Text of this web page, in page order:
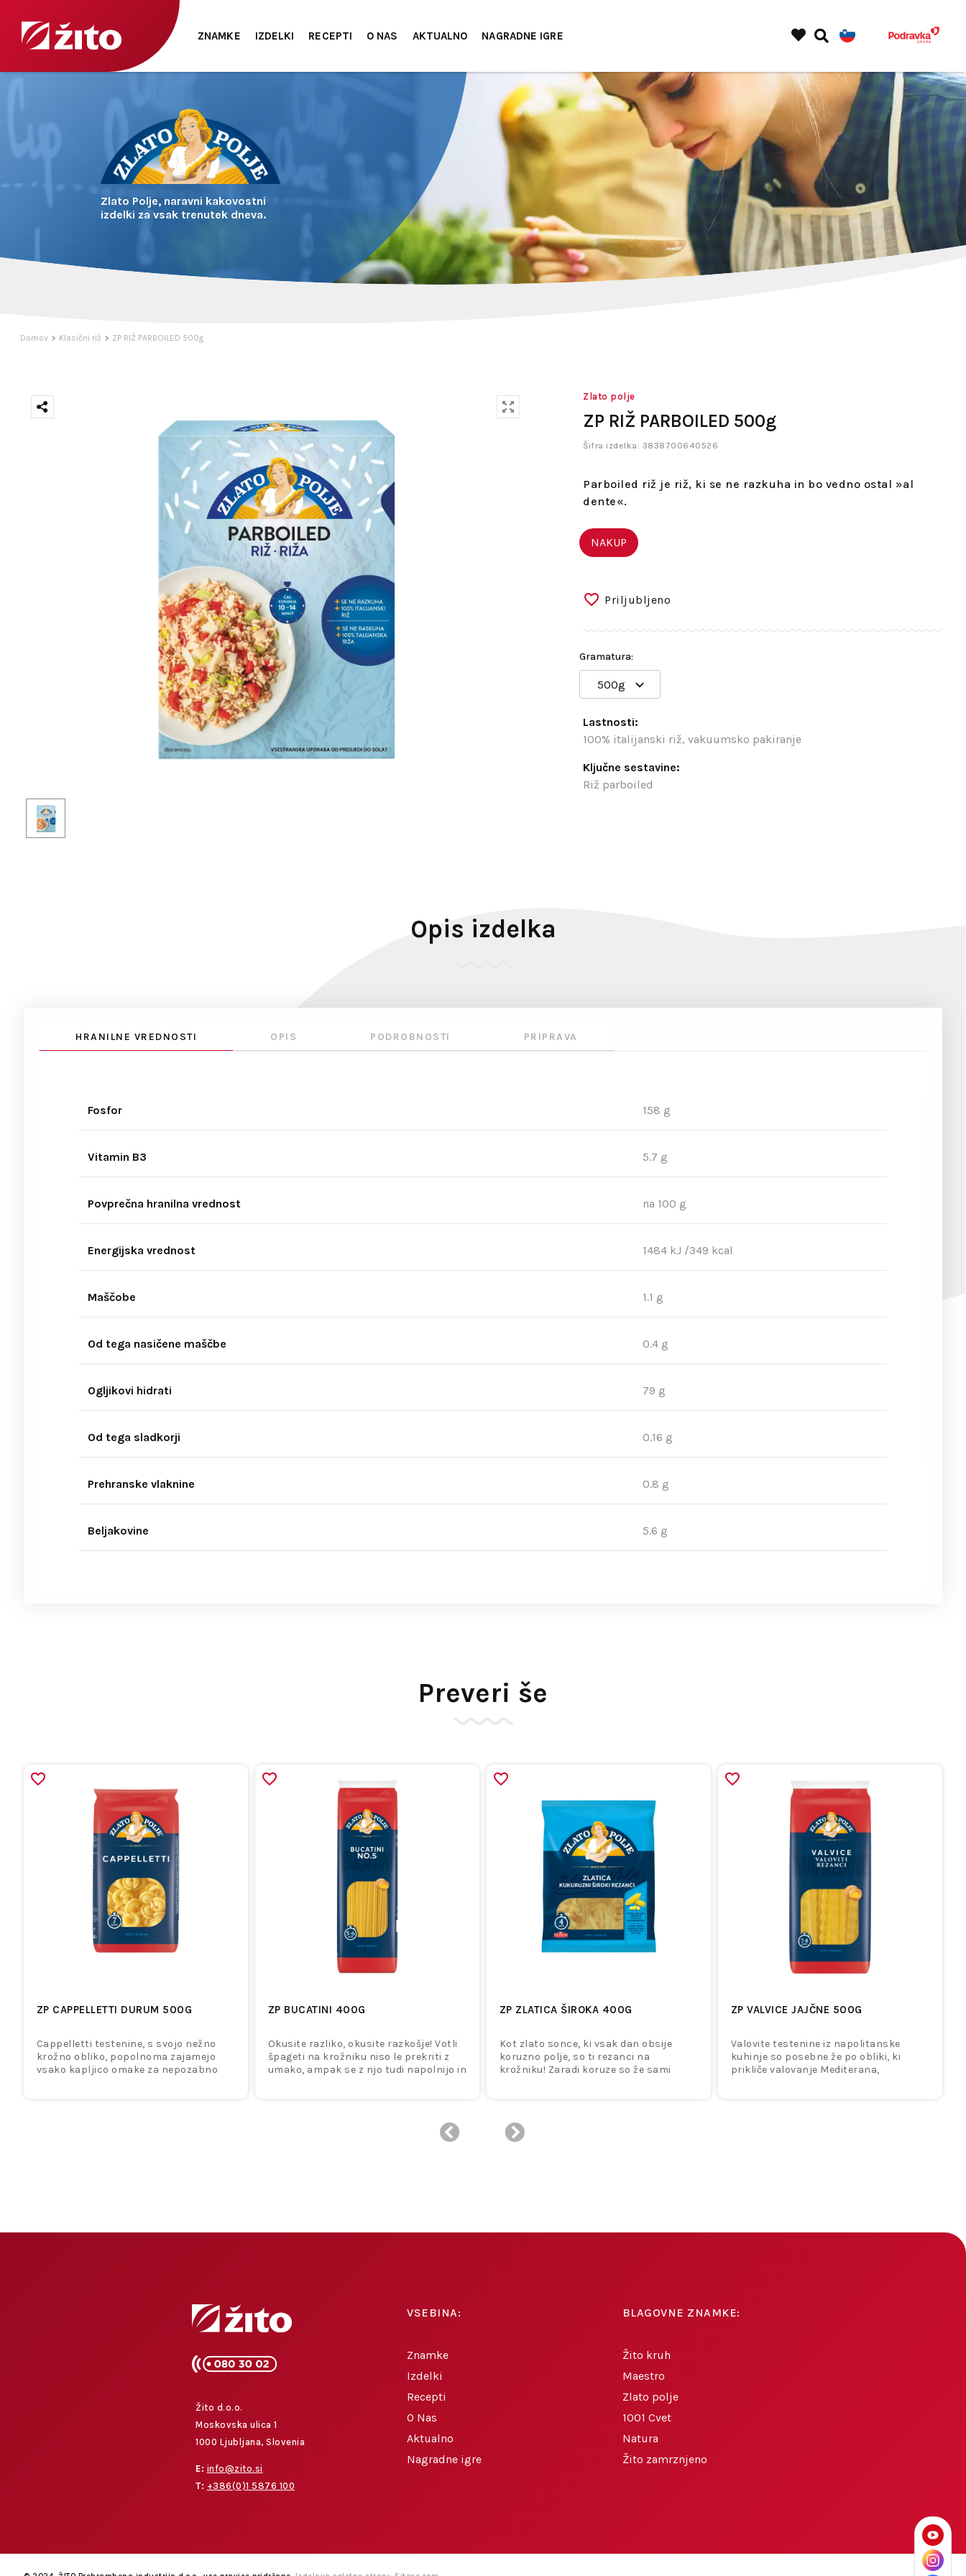
ZNAMKE IZDELKI RECEPTI O NAS AKTUALNO NAGRADNE IGRE
Zlato Polje, naravni kakovostni
izdelki za vsak trenutek dneva.
Domov Klasični riž ZP RIŽ PARBOILED 500g
Zlato polje
ZP RIŽ PARBOILED 500g
Šifra izdelka: 3838700640526
Parboiled riž je riž, ki se ne razkuha in bo vedno ostal »al
dente«.
NAKUP
Priljubljeno
Gramatura:
500g
Lastnosti:
100% italijanski riž, vakuumsko pakiranje
Ključne sestavine:
Riž parboiled
Opis izdelka
HRANILNE VREDNOSTI OPIS PODROBNOSTI PRIPRAVA
Fosfor 158 g
Vitamin B3 5.7 g
Povprečna hranilna vrednost na 100 g
Energijska vrednost 1484 kJ /349 kcal
Maščobe 1.1 g
Od tega nasičene maščbe 0.4 g
Ogljikovi hidrati 79 g
Od tega sladkorji 0.16 g
Prehranske vlaknine 0.8 g
Beljakovine 5.6 g
Preveri še
ZP CAPPELLETTI DURUM 500G
Cappelletti testenine, s svojo nežno
krožno obliko, popolnoma zajamejo
vsako kapljico omake za nepozabno
ZP BUCATINI 400G
Okusite razliko, okusite razkošje! Votli
špageti na krožniku niso le prekriti z
umako, ampak se z njo tudi napolnijo in
ZP ZLATICA ŠIROKA 400G
Kot zlato sonce, ki vsak dan obsije
koruzno polje, so ti rezanci na
krožniku! Zaradi koruze so že sami
se pripravljajo v pečici.
ZP VALVICE JAJČNE 500G
Valovite testenine iz napolitanske
kuhinje so posebne že po obliki, ki
prikliče valovanje Mediterana,
Žito d.o.o.
Moskovska ulica 1
1000 Ljubljana, Slovenia
E: info@zito.si
T: +386(0)1 5876 100
VSEBINA:
Znamke
Izdelki
Recepti
O Nas
Aktualno
Nagradne igre
BLAGOVNE ZNAMKE:
Žito kruh
Maestro
Zlato polje
1001 Cvet
Natura
Žito zamrznjeno